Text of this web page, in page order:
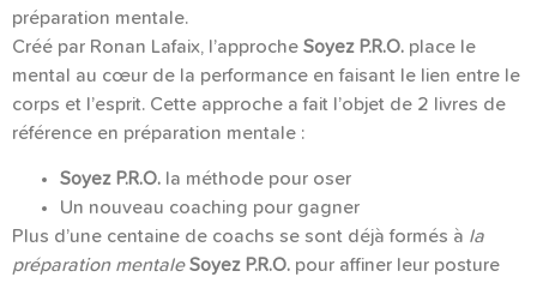
préparation mentale.
Créé par Ronan Lafaix, l’approche Soyez P.R.O. place le
mental au cœur de la performance en faisant le lien entre le
corps et l’esprit. Cette approche a fait l’objet de 2 livres de
référence en préparation mentale :
Soyez P.R.O. la méthode pour oser
Un nouveau coaching pour gagner
Plus d’une centaine de coachs se sont déjà formés à la
préparation mentale Soyez P.R.O. pour affiner leur posture